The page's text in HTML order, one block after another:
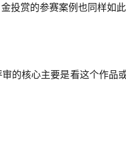
投赏的参赛案例也同样如此
的核心主要是看这个作品